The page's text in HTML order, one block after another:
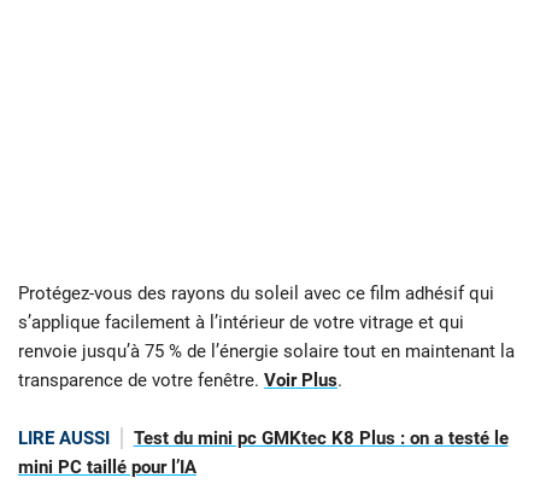
Protégez-vous des rayons du soleil avec ce film adhésif qui
s’applique facilement à l’intérieur de votre vitrage et qui
renvoie jusqu’à 75 % de l’énergie solaire tout en maintenant la
transparence de votre fenêtre. Voir Plus.
LIRE AUSSI
Test du mini pc GMKtec K8 Plus : on a testé le
mini PC taillé pour l’IA